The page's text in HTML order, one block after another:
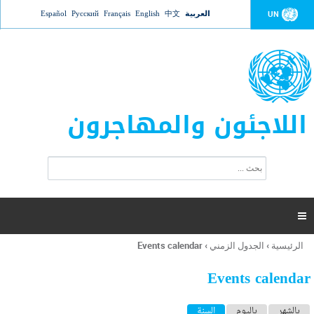
Jump to navigation UN العربية 中文
English
Français
Русский
Español
اللاجئون والمهاجرون
ت
ر
ل
ح
ب

أنت
هنا
الرئيسية › الجدول الزمني ›
Events calendar
Events calendar